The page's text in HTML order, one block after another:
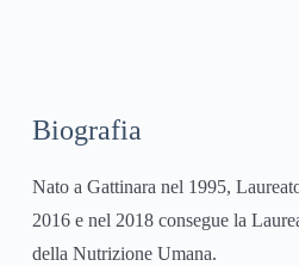
Biografia
Nato a Gattinara nel 1995,
2016 e nel 2018 consegue la
della Nutrizione Umana.